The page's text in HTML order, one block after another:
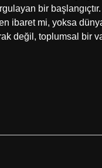
bir
ibaret mi, yoksa
değil, toplumsal bir